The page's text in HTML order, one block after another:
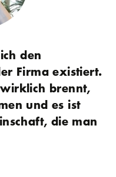
den
Firma existiert.
brennt,
und es ist
die man